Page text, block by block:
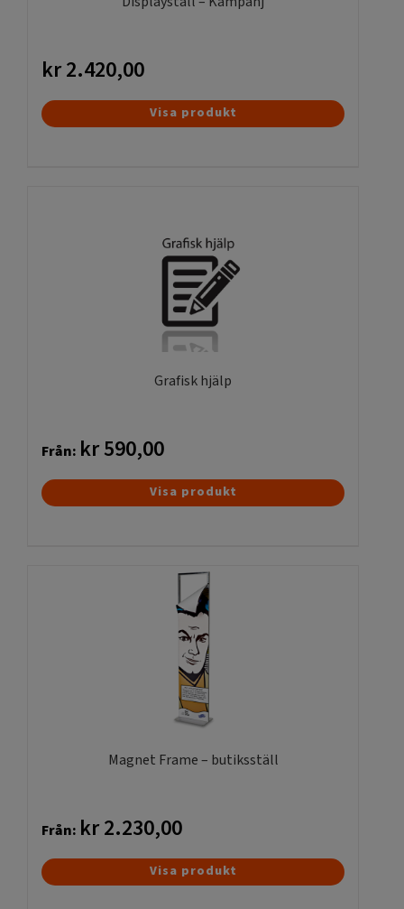
kr2.420,00
Visa produkt
Grafisk hjälp
Från: kr590,00
Den
här
flera
varianter.
De
olika
alternativen
kan
väljas
på
Visa produkt
Magnet Frame – butiksställ
Från: kr2.230,00
Den
här
Visa produkt